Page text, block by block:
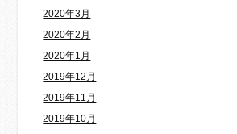
2020年3月
2020年2月
2020年1月
2019年12月
2019年11月
2019年10月